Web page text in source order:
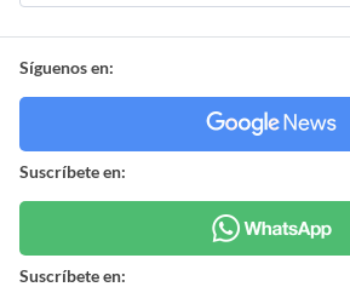
Síguenos en:
Suscríbete en:
Suscríbete en: